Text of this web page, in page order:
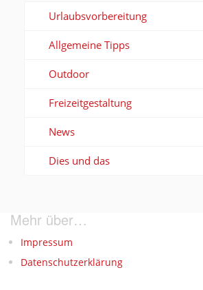
Urlaubsvorbereitung
Allgemeine Tipps
Outdoor
Freizeitgestaltung
News
Dies und das
Mehr über…
Impressum
Datenschutzerklärung